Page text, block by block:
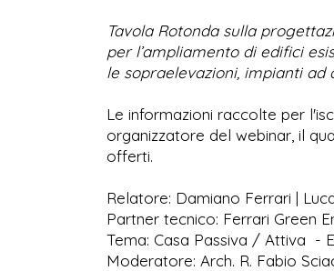
Tavola Rotonda sulla
per l’ampliamento di edifici
le sopraelevazioni, impianti
Le informazioni raccolte per
organizzatore del webinar, il
offerti.
Relatore: Damiano Ferrari |
Partner tecnico: Ferrari Green
Tema: Casa Passiva / Attiva -
Moderatore: Arch. R. Fabio